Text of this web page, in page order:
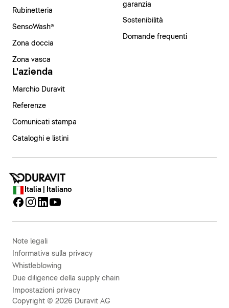
Rubinetteria
SensoWash®
Zona doccia
Zona vasca
garanzia
Sostenibilità
Domande frequenti
L'azienda
Marchio Duravit
Referenze
Comunicati stampa
Cataloghi e listini
Italia | Italiano
Note legali
Informativa sulla privacy
Whistleblowing
Due diligence della supply chain
Impostazioni privacy
Copyright © 2026 Duravit AG